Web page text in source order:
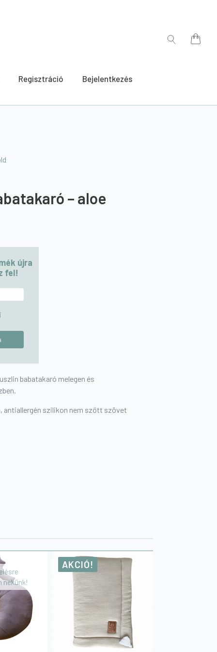
Regisztráció Bejelentkezés
– aloe
újra
fel!
babatakaró melegen és
antiallergén szilikon nem szőtt szövet
nekünk!
AKCIÓ!